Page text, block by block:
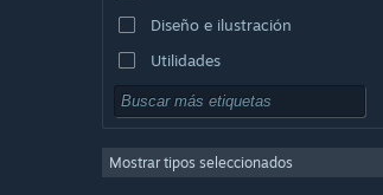
Diseño e ilustración
Utilidades
Free to Play
Multijugador masivo
Mostrar tipos seleccionados